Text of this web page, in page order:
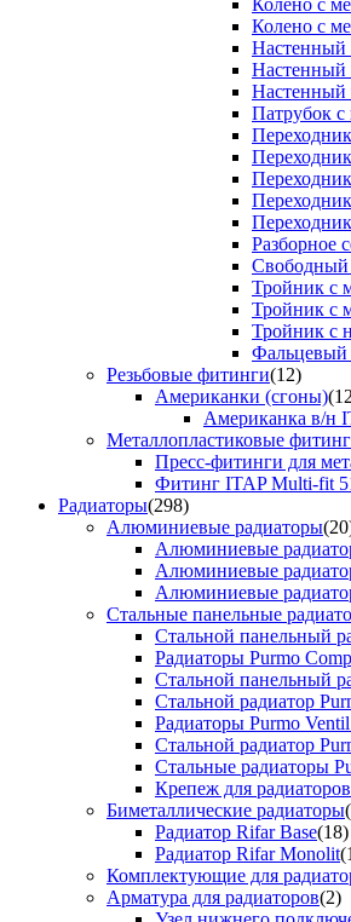
Колено с
Колено с
Настенный
Настенный
Настенный
Патрубок с
Разборное
Свободный
Тройник с
Тройник с
Тройник с
Фальцевый
Резьбовые фитинги(12)
Американки (сгоны)
Американка в/н
Металлопластиковые
Пресс-фитинги для
Фитинг ITAP Multi-fit
Радиаторы(298)
Алюминиевые радиаторы
Алюминиевые
Алюминиевые
Алюминиевые
Стальные панельные
Стальной панельный
Радиаторы Purmo
Стальной панельный
Стальной радиатор
Радиаторы Purmo
Стальной радиатор
Стальные радиаторы
Крепеж для
Биметаллические радиаторы
Радиатор Rifar Base(18)
Радиатор Rifar Monolit
Комплектующие для
Арматура для радиаторов(2)